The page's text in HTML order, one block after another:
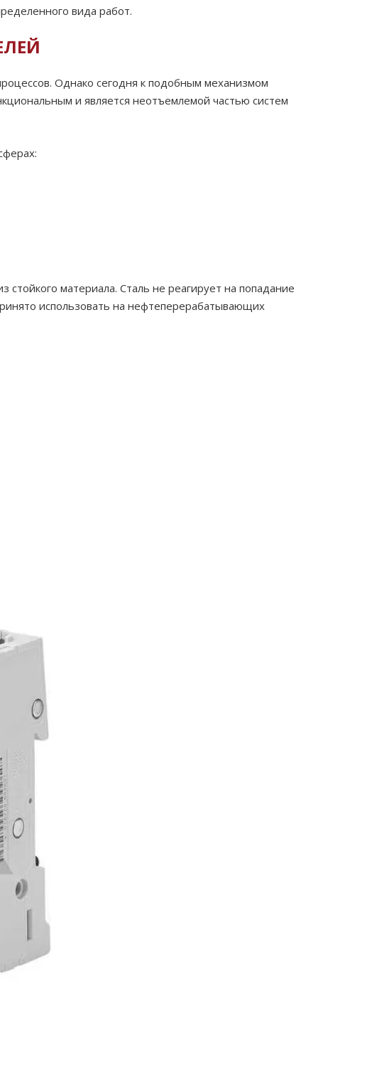
вида работ.
Однако сегодня к подобным механизмом
и является неотъемлемой частью систем
материала. Сталь не реагирует на попадание
использовать на нефтеперерабатывающих